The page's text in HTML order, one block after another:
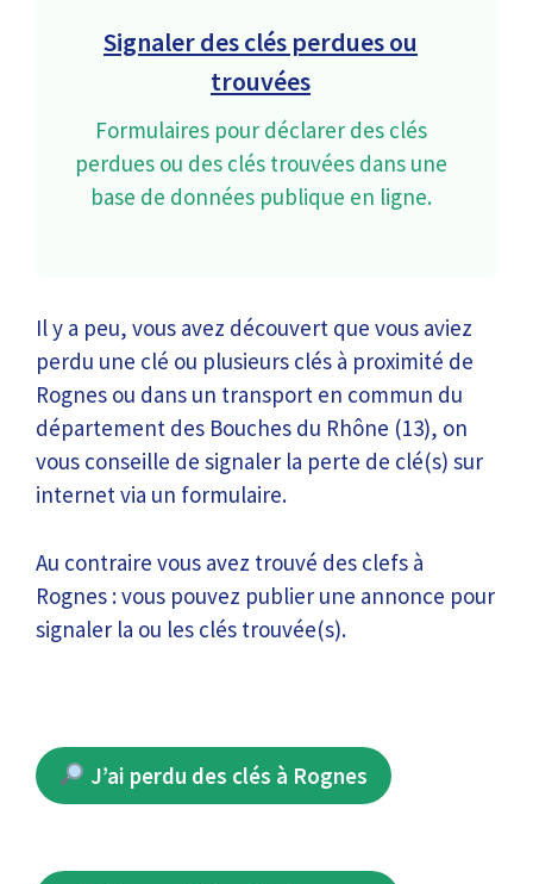
Signaler des clés perdues ou
trouvées
Formulaires pour déclarer des clés
perdues ou des clés trouvées dans une
base de données publique en ligne.
Il y a peu, vous avez découvert que vous aviez
perdu une clé ou plusieurs clés à proximité de
Rognes ou dans un transport en commun du
département des Bouches du Rhône (13), on
vous conseille de signaler la perte de clé(s) sur
internet via un formulaire.
Au contraire vous avez trouvé des clefs à
Rognes : vous pouvez publier une annonce pour
signaler la ou les clés trouvée(s).
J’ai perdu des clés à Rognes